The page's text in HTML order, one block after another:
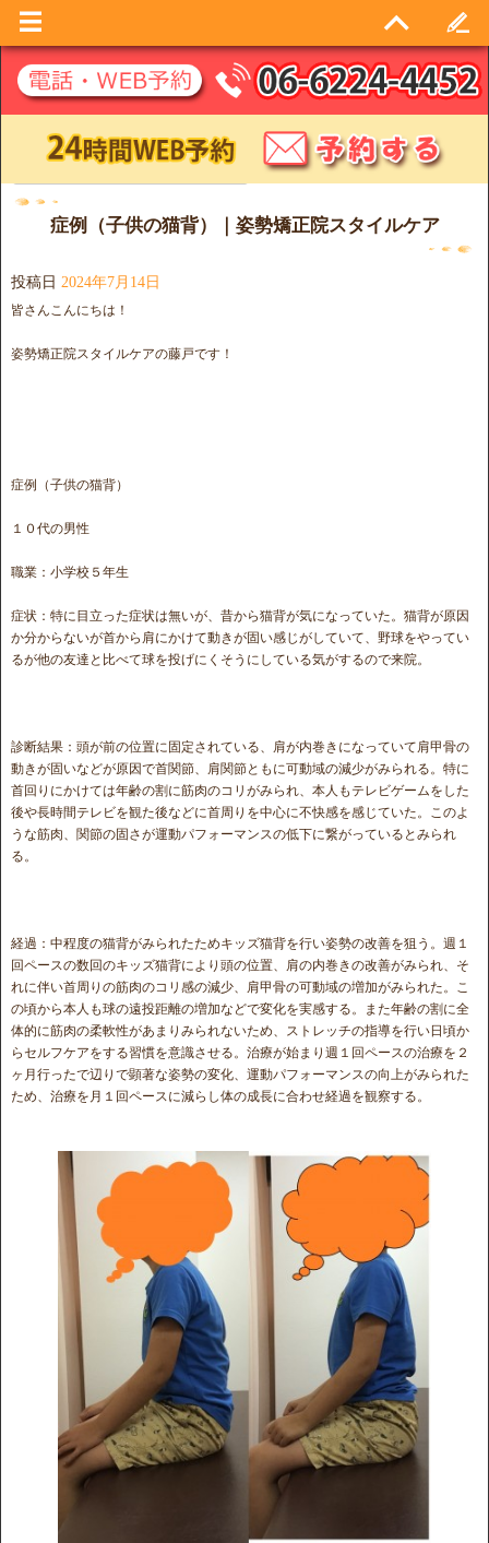
日別アーカイブ: 2024年7月14日
症例（子供の猫背）｜姿勢矯正院スタイルケア
投稿日 2024年7月14日
皆さんこんにちは！
姿勢矯正院スタイルケアの藤戸です！
症例（子供の猫背）
１０代の男性
職業：小学校５年生
症状：特に目立った症状は無いが、昔から猫背が気になっていた。猫背が原因
か分からないが首から肩にかけて動きが固い感じがしていて、野球をやってい
るが他の友達と比べて球を投げにくそうにしている気がするので来院。
診断結果：頭が前の位置に固定されている、肩が内巻きになっていて肩甲骨の
動きが固いなどが原因で首関節、肩関節ともに可動域の減少がみられる。特に
首回りにかけては年齢の割に筋肉のコリがみられ、本人もテレビゲームをした
後や長時間テレビを観た後などに首周りを中心に不快感を感じていた。このよ
うな筋肉、関節の固さが運動パフォーマンスの低下に繋がっているとみられ
る。
経過：中程度の猫背がみられたためキッズ猫背を行い姿勢の改善を狙う。週１
回ペースの数回のキッズ猫背により頭の位置、肩の内巻きの改善がみられ、そ
れに伴い首周りの筋肉のコリ感の減少、肩甲骨の可動域の増加がみられた。こ
の頃から本人も球の遠投距離の増加などで変化を実感する。また年齢の割に全
体的に筋肉の柔軟性があまりみられないため、ストレッチの指導を行い日頃か
らセルフケアをする習慣を意識させる。治療が始まり週１回ペースの治療を２
ヶ月行ったで辺りで顕著な姿勢の変化、運動パフォーマンスの向上がみられた
ため、治療を月１回ペースに減らし体の成長に合わせ経過を観察する。